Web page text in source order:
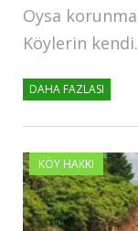
Oysa
Köylerin
DAHA FAZLASI
KÖY HAKKI